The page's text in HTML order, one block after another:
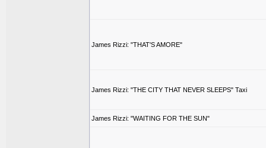
James Rizzi: "THAT'S AMORE"
James Rizzi: "THE CITY THAT NEVER SLEEPS" Taxi
James Rizzi: "WAITING FOR THE SUN"